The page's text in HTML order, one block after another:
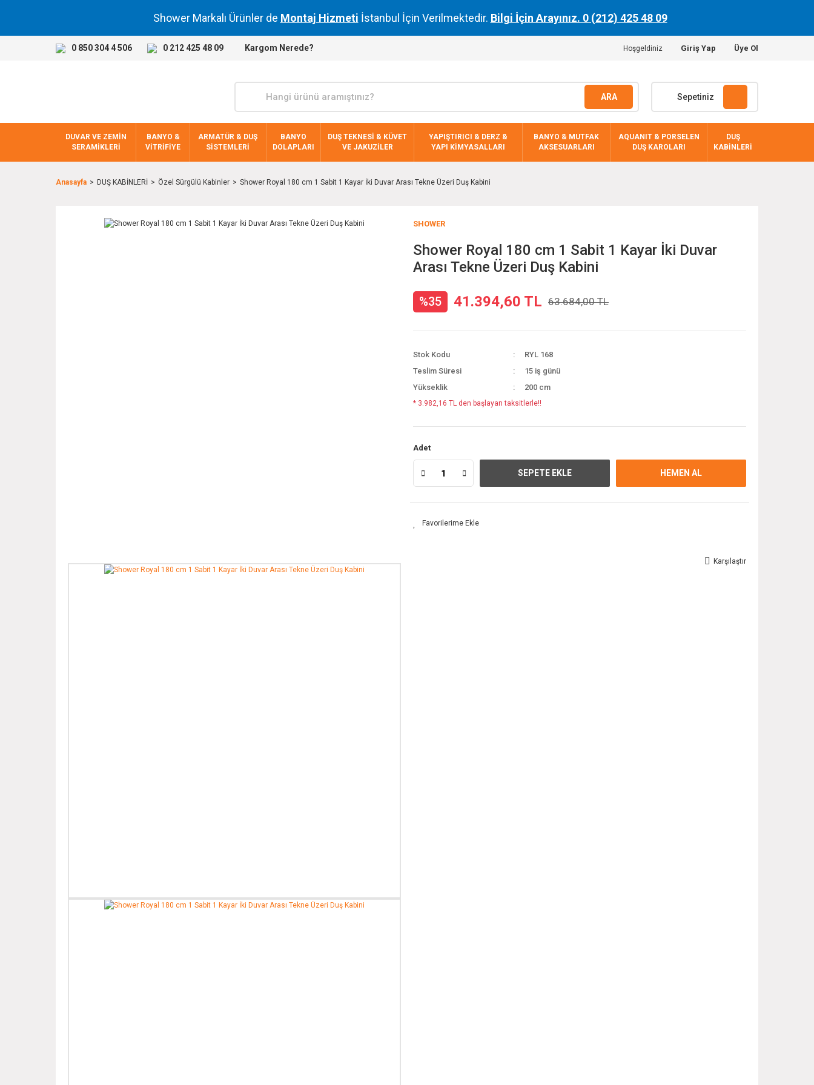
Shower Markalı Ürünler de Montaj Hizmeti İstanbul İçin Verilmektedir. Bilgi İçin Arayınız. 0 (212) 425 48 09
0 850 304 4 506 0 212 425 48 09 Kargom Nerede? Hoşgeldiniz Giriş Yap Üye Ol
ARA Sepetiniz
DUVAR VE ZEMİN
SERAMİKLERİ
BANYO &
VİTRİFİYE
ARMATÜR & DUŞ
SİSTEMLERİ
BANYO
DOLAPLARI
DUŞ TEKNESİ & KÜVET
VE JAKUZİLER
YAPIŞTIRICI & DERZ &
YAPI KİMYASALLARI
BANYO & MUTFAK
AKSESUARLARI
AQUANIT & PORSELEN
DUŞ KAROLARI
DUŞ
KABİNLERİ
Anasayfa DUŞ KABİNLERİ Özel Sürgülü Kabinler Shower Royal 180 cm 1 Sabit 1 Kayar İki Duvar Arası Tekne Üzeri Duş Kabini
SHOWER
Shower Royal 180 cm 1 Sabit 1 Kayar İki Duvar
Arası Tekne Üzeri Duş Kabini
%35 41.394,60 TL 63.684,00 TL
Stok Kodu
RYL 168
Teslim Süresi
15 iş günü
Yükseklik
200 cm
* 3.982,16 TL den başlayan taksitlerle!!
Adet
SEPETE EKLE HEMEN AL
Karşılaştır